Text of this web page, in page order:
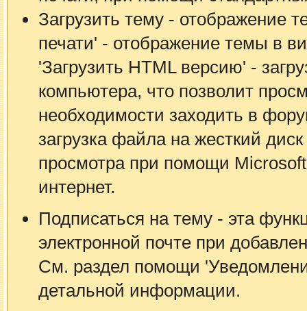
Загрузить тему - отображение
печати' - отображение темы в
'Загрузить HTML версию' -
компьютера, что позволит
необходимости заходить в
загрузка файла на жесткий
просмотра при помощи
интернет.
Подписаться на тему - эта
электронной почте при
См. раздел помощи
детальной информации.